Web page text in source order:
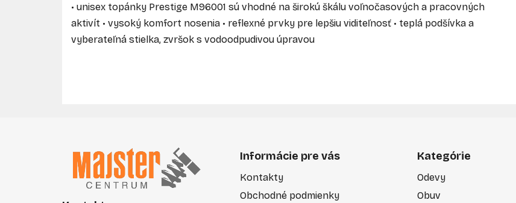
• unisex topánky Prestige M96001 sú vhodné na širokú škálu voľnočasových a pracovných
aktivít • vysoký komfort nosenia • reflexné prvky pre lepšiu viditeľnosť • teplá podšívka a
vyberateľná stielka, zvršok s vodoodpudivou úpravou
Informácie pre vás
Kontakty
Obchodné podmienky
Kategórie
Odevy
Obuv